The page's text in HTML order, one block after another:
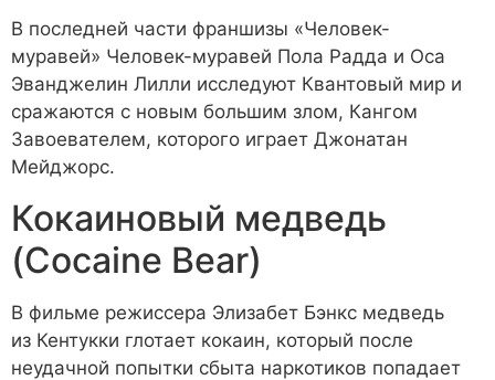
В последней части франшизы «Человек-
муравей» Человек-муравей Пола Радда и Оса
Эванджелин Лилли исследуют Квантовый мир и
сражаются с новым большим злом, Кангом
Завоевателем, которого играет Джонатан
Мейджорс.
Кокаиновый медведь
(Cocaine Bear)
В фильме режиссера Элизабет Бэнкс медведь
из Кентукки глотает кокаин, который после
неудачной попытки сбыта наркотиков попадает